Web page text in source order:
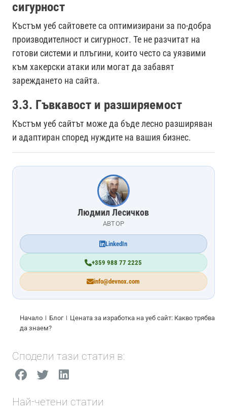
сигурност
Къстъм уеб сайтовете са оптимизирани за по-добра
производителност и сигурност. Те не разчитат на
готови системи и плъгини, които често са уязвими
към хакерски атаки или могат да забавят
зареждането на сайта.
3.3. Гъвкавост и разширяемост
Къстъм уеб сайтът може да бъде лесно разширяван
и адаптиран според нуждите на вашия бизнес.
Людмил Лесичков
АВТОР
LinkedIn
+359 988 77 2225
info@devnox.com
Начало Блог
Цената за изработка на уеб сайт: Какво трябва
да знаем?
Сподели тази статия в:
Най-четени статии